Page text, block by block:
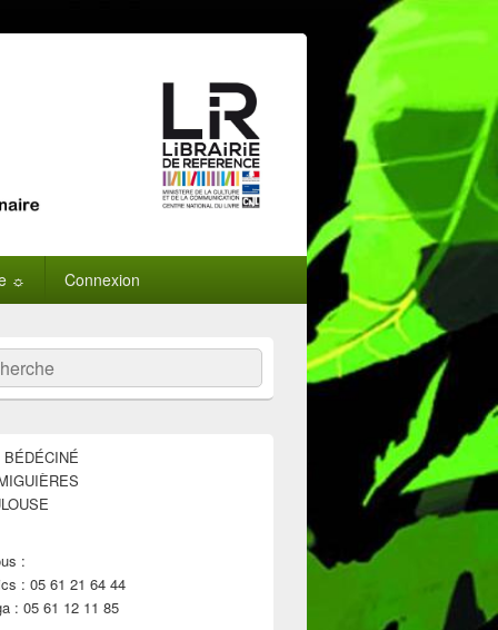
☼ Connexion
:
: 05 61 21 64 44
: 05 61 12 11 85